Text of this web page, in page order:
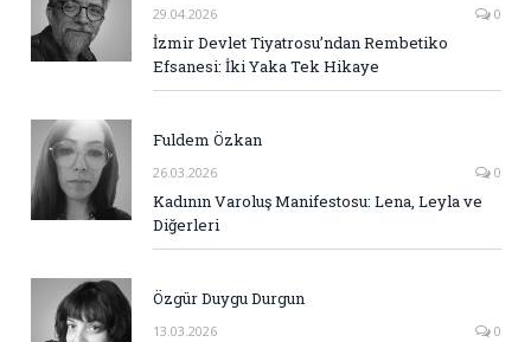
29.04.2026 0
İzmir Devlet Tiyatrosu’ndan Rembetiko
Efsanesi: İki Yaka Tek Hikaye
Fuldem Özkan
26.03.2026 0
Kadının Varoluş Manifestosu: Lena, Leyla ve
Diğerleri
Özgür Duygu Durgun
13.03.2026 0